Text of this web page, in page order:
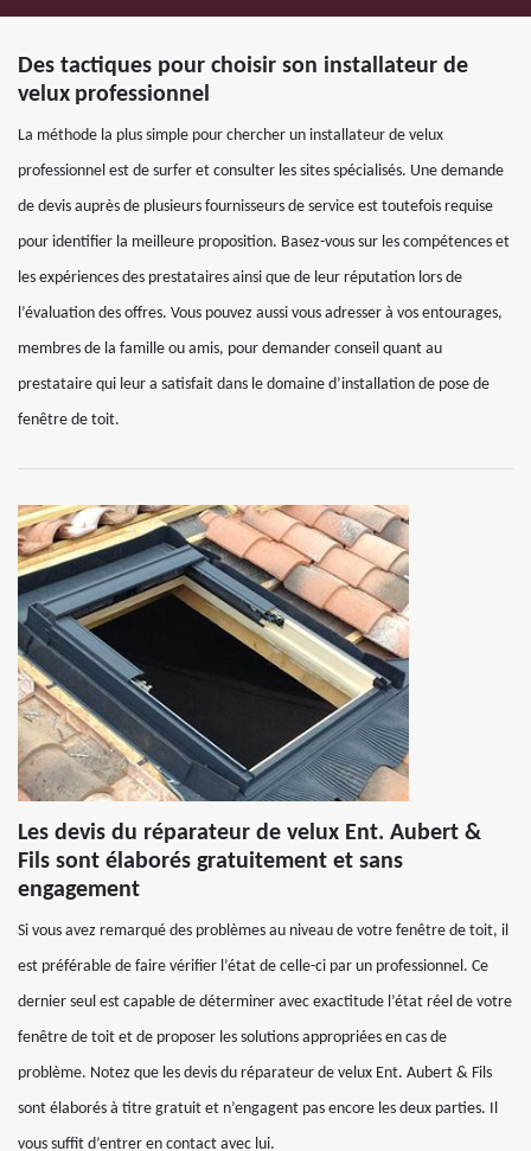
Des tactiques pour choisir son installateur de
velux professionnel
La méthode la plus simple pour chercher un installateur de velux
professionnel est de surfer et consulter les sites spécialisés. Une demande
de devis auprès de plusieurs fournisseurs de service est toutefois requise
pour identifier la meilleure proposition. Basez-vous sur les compétences et
les expériences des prestataires ainsi que de leur réputation lors de
l’évaluation des offres. Vous pouvez aussi vous adresser à vos entourages,
membres de la famille ou amis, pour demander conseil quant au
prestataire qui leur a satisfait dans le domaine d’installation de pose de
fenêtre de toit.
Les devis du réparateur de velux Ent. Aubert &
Fils sont élaborés gratuitement et sans
engagement
Si vous avez remarqué des problèmes au niveau de votre fenêtre de toit, il
est préférable de faire vérifier l’état de celle-ci par un professionnel. Ce
dernier seul est capable de déterminer avec exactitude l’état réel de votre
fenêtre de toit et de proposer les solutions appropriées en cas de
problème. Notez que les devis du réparateur de velux Ent. Aubert & Fils
sont élaborés à titre gratuit et n’engagent pas encore les deux parties. Il
vous suffit d’entrer en contact avec lui.